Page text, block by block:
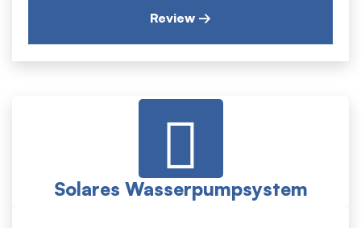
Review →
Solares Wasserpumpsystem